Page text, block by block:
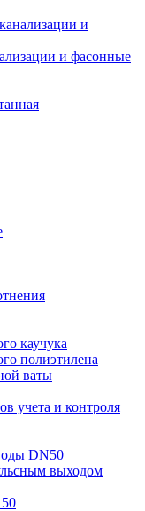
и
и фасонные
каучука
полиэтилена
ваты
учета и контроля
DN50
выходом